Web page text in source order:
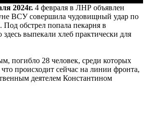
2024г. 4 февраля в ЛНР объявлен
ВСУ совершила чудовищный удар по
обстрел попала пекарня в
выпекали хлеб практически для
погибло 28 человек, среди которых
происходит сейчас на линии фронта,
деятелем Константином